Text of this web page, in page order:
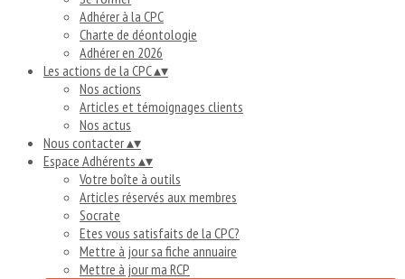
Adhérer à la CPC
Charte de déontologie
Adhérer en 2026
Les actions de la CPC▴▾
Nos actions
Articles et témoignages clients
Nos actus
Nous contacter▴▾
Espace Adhérents ▴▾
Votre boîte à outils
Articles réservés aux membres
Socrate
Etes vous satisfaits de la CPC?
Mettre à jour sa fiche annuaire
Mettre à jour ma RCP